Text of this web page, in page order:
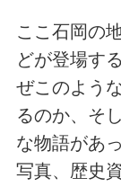
ここ石岡の
どが登場す
ぜこのよう
るのか、そ
な物語があ
写真、歴史